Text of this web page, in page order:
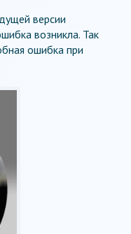
версии
возникла. Так
ошибка при